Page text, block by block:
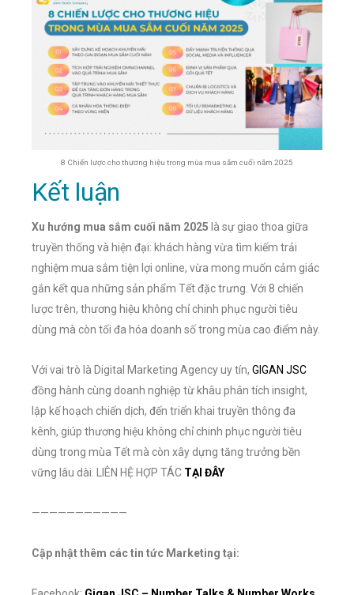
8 Chiến lược cho thương hiệu trong mùa mua sắm cuối năm 2025
Kết luận
Xu hướng mua sắm cuối năm 2025 là sự giao thoa giữa
truyền thống và hiện đại: khách hàng vừa tìm kiếm trải
nghiệm mua sắm tiện lợi online, vừa mong muốn cảm giác
gắn kết qua những sản phẩm Tết đặc trưng. Với 8 chiến
lược trên, thương hiệu không chỉ chinh phục người tiêu
dùng mà còn tối đa hóa doanh số trong mùa cao điểm này.
Với vai trò là Digital Marketing Agency uy tín, GIGAN JSC
đồng hành cùng doanh nghiệp từ khâu phân tích insight,
lập kế hoạch chiến dịch, đến triển khai truyền thông đa
kênh, giúp thương hiệu không chỉ chinh phục người tiêu
dùng trong mùa Tết mà còn xây dựng tăng trưởng bền
vững lâu dài. LIÊN HỆ HỢP TÁC TẠI ĐÂY
———————————
Cập nhật thêm các tin tức Marketing tại: